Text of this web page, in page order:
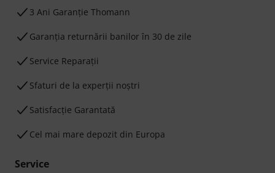
3 Ani Garanție Thomann
Garanţia returnării banilor în 30 de zile
Service Reparații
Sfaturi de la experții noștri
Satisfacție Garantată
Cel mai mare depozit din Europa
Service